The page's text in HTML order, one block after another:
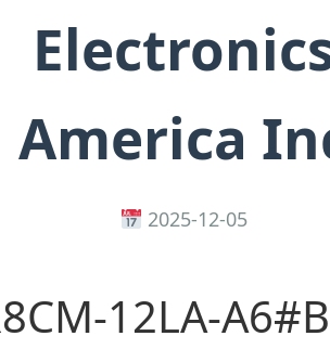
America
2025-12-05
12LA-